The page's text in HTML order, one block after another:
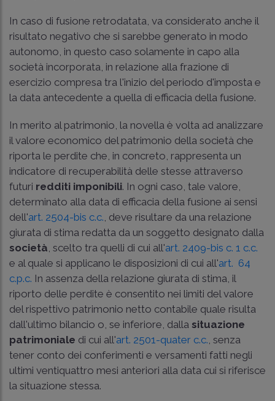
In caso di fusione retrodatata, va considerato anche il
risultato negativo che si sarebbe generato in modo
autonomo, in questo caso solamente in capo alla
società incorporata, in relazione alla frazione di
esercizio compresa tra l'inizio del periodo d'imposta e
la data antecedente a quella di efficacia della fusione.
In merito al patrimonio, la novella è volta ad analizzare
il valore economico del patrimonio della società che
riporta le perdite che, in concreto, rappresenta un
indicatore di recuperabilità delle stesse attraverso
futuri redditi imponibili. In ogni caso, tale valore,
determinato alla data di efficacia della fusione ai sensi
dell'art. 2504-bis c.c. , deve risultare da una relazione
giurata di stima redatta da un soggetto designato dalla
società , scelto tra quelli di cui all'art. 2409-bis c. 1 c.c.
e al quale si applicano le disposizioni di cui all'art. 64
c.p.c. In assenza della relazione giurata di stima, il
riporto delle perdite è consentito nei limiti del valore
del rispettivo patrimonio netto contabile quale risulta
dall'ultimo bilancio o, se inferiore, dalla situazione
patrimoniale di cui all'art. 2501-quater c.c. , senza
tener conto dei conferimenti e versamenti fatti negli
ultimi ventiquattro mesi anteriori alla data cui si riferisce
la situazione stessa.